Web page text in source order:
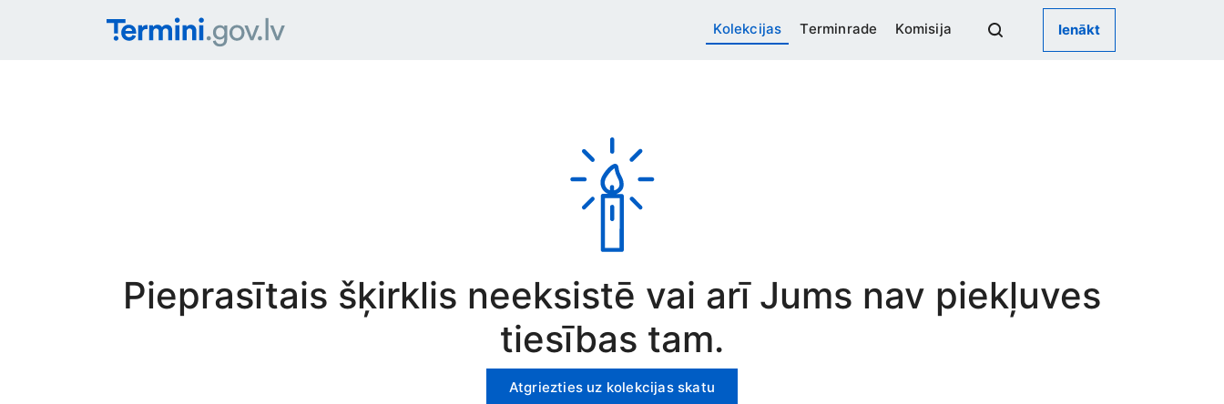
Kolekcijas Terminrade Komisija Ienākt
Pieprasītais šķirklis neeksistē vai arī Jums nav piekļuves
tiesības tam.
Atgriezties uz kolekcijas skatu